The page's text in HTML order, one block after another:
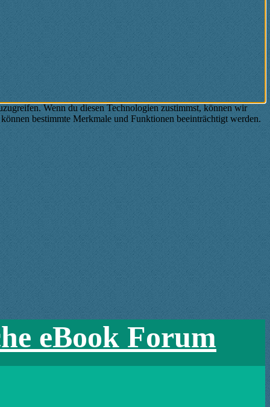
Wenn du diesen Technologien zustimmst, können wir
bestimmte Merkmale und Funktionen beeinträchtigt werden.
eBook Forum